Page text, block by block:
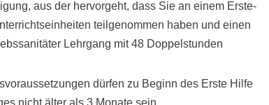
aus der hervorgeht, dass Sie an einem Erste-
teilgenommen haben und einen
Lehrgang mit 48 Doppelstunden
dürfen zu Beginn des Erste Hilfe
nicht älter als 3 Monate sein.